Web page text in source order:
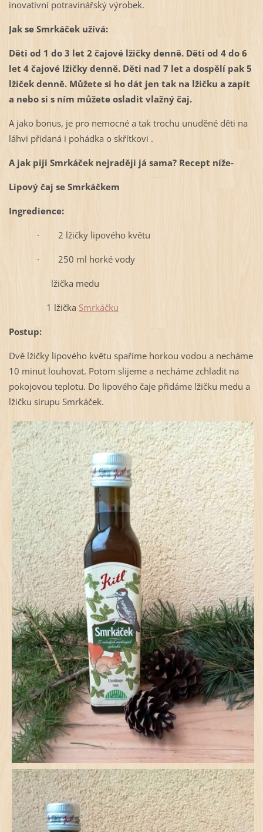
inovativní potravinářský výrobek.
Jak se Smrkáček užívá:
Děti od 1 do 3 let 2 čajové lžičky denně. Děti od 4 do 6
let 4 čajové lžičky denně. Děti nad 7 let a dospělí pak 5
lžiček denně. Můžete si ho dát jen tak na lžičku a zapít
a nebo si s ním můžete osladit vlažný čaj.
A jako bonus, je pro nemocné a tak trochu unuděné děti na
láhvi přidaná i pohádka o skřítkovi .
A jak piji Smrkáček nejraději já sama? Recept níže-
Lipový čaj se Smrkáčkem
Ingredience:
· 2 lžičky lipového květu
· 250 ml horké vody
lžička medu
1 lžička Smrkáčku
Postup:
Dvě lžičky lipového květu spaříme horkou vodou a necháme
10 minut louhovat. Potom slijeme a necháme zchladit na
pokojovou teplotu. Do lipového čaje přidáme lžičku medu a
lžičku sirupu Smrkáček.